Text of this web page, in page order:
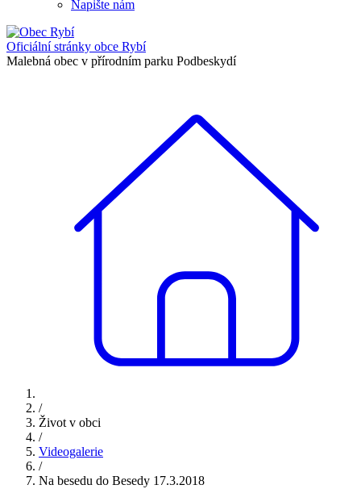
Napište nám
Oficiální stránky obce Rybí
Malebná obec v přírodním parku Podbeskydí
/
Život v obci
/
Videogalerie
/
Na besedu do Besedy 17.3.2018